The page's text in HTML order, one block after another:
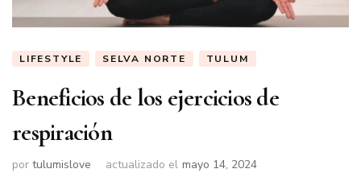
LIFESTYLE SELVA NORTE TULUM
Beneficios de los ejercicios de
respiración
por tulumislove actualizado el mayo 14, 2024